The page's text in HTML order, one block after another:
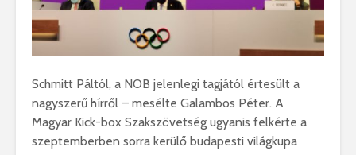
Schmitt Páltól, a NOB jelenlegi tagjától értesült a
nagyszerű hírről – mesélte Galambos Péter. A
Magyar Kick-box Szakszövetség ugyanis felkérte a
szeptemberben sorra kerülő budapesti világkupa